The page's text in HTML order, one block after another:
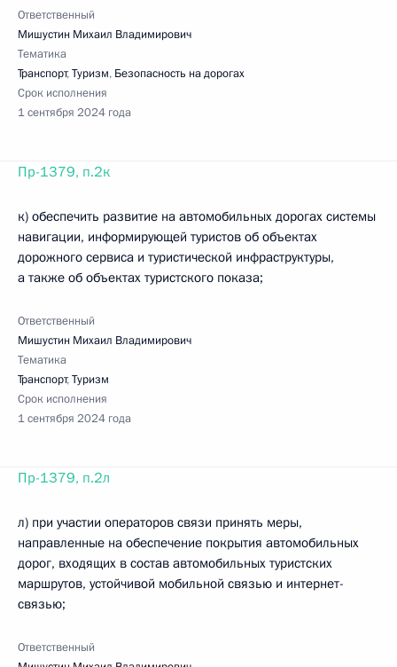
Ответственный
Мишустин Михаил Владимирович
Тематика
Транспорт,Туризм, Безопасность на дорогах
Срок исполнения
1 сентября 2024 года
Пр-1379, п.2к
к) обеспечить развитие на автомобильных дорогах системы
навигации, информирующей туристов об объектах
дорожного сервиса и туристической инфраструктуры,
а также об объектах туристского показа;
Ответственный
Мишустин Михаил Владимирович
Тематика
Транспорт,Туризм
Срок исполнения
1 сентября 2024 года
Пр-1379, п.2л
л) при участии операторов связи принять меры,
направленные на обеспечение покрытия автомобильных
дорог, входящих в состав автомобильных туристских
маршрутов, устойчивой мобильной связью и интернет-
связью;
Ответственный